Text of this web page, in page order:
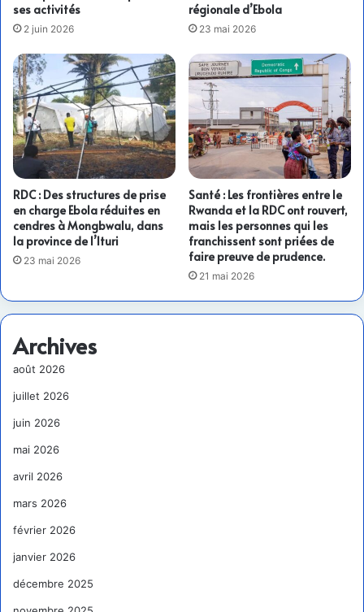
ses activités
2 juin 2026
régionale d’Ebola
23 mai 2026
RDC : Des structures de prise
en charge Ebola réduites en
cendres à Mongbwalu, dans
la province de l’Ituri
23 mai 2026
Santé : Les frontières entre le
Rwanda et la RDC ont rouvert,
mais les personnes qui les
franchissent sont priées de
faire preuve de prudence.
21 mai 2026
Archives
août 2026
juillet 2026
juin 2026
mai 2026
avril 2026
mars 2026
février 2026
janvier 2026
décembre 2025